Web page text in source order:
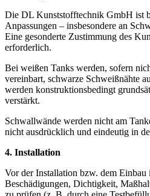
Die DL Kunststofftechnik GmbH ist
Anpassungen – insbesondere an
Eine gesonderte Zustimmung des
erforderlich.
Bei weißen Tanks werden, sofern
vereinbart, schwarze Schweißnähte
werden konstruktionsbedingt
verstärkt.
Schwallwände werden nicht am
nicht ausdrücklich und eindeutig in
4. Installation
Vor der Installation bzw. dem
Beschädigungen, Dichtigkeit,